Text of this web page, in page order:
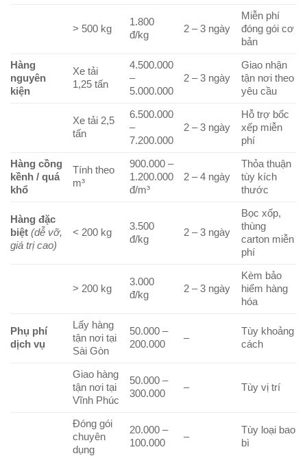
> 500 kg
1.800
đ/kg
2 – 3 ngày
Miễn phí
đóng gói cơ
bản
Hàng
nguyên
kiện
Xe tải
1,25 tấn
4.500.000
–
5.000.000
2 – 3 ngày
Giao nhận
tận nơi theo
yêu cầu
Xe tải 2,5
tấn
6.500.000
–
7.200.000
2 – 3 ngày
Hỗ trợ bốc
xếp miễn
phí
Hàng cồng
kềnh / quá
khổ
Tính theo
m³
900.000 –
1.200.000
đ/m³
2 – 4 ngày
Thỏa thuận
tùy kích
thước
Hàng đặc
biệt (dễ vỡ,
giá trị cao)
< 200 kg
3.500
đ/kg
2 – 3 ngày
Bọc xốp,
thùng
carton miễn
phí
> 200 kg
3.000
đ/kg
2 – 3 ngày
Kèm bảo
hiểm hàng
hóa
Phụ phí
dịch vụ
Lấy hàng
tận nơi tại
Sài Gòn
50.000 –
200.000
–
Tùy khoảng
cách
Giao hàng
tận nơi tại
Vĩnh Phúc
50.000 –
300.000
– Tùy vị trí
Đóng gói
chuyên
dụng
20.000 –
100.000
–
Tùy loại bao
bì